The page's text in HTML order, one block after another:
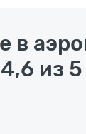
в
из 5